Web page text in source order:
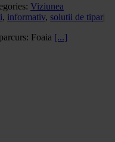
Viziunea
, informativ, solutii de tipar|
Foaia [...]